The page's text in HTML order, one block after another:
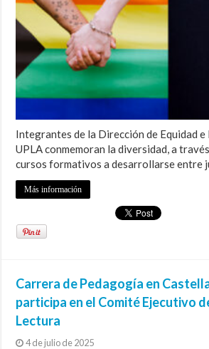
Integrantes de la Dirección de Equidad e
UPLA conmemoran la diversidad, a
cursos formativos a desarrollarse entre
Más información
Carrera de Pedagogía en
participa en el Comité Ejecutivo
Lectura
4 de julio de 2025